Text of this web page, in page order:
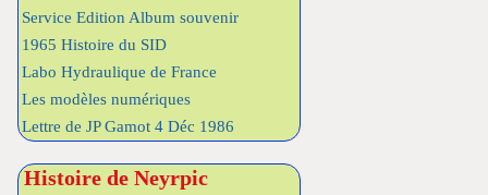
Service Edition Album souvenir
1965 Histoire du SID
Labo Hydraulique de France
Les modèles numériques
Lettre de JP Gamot 4 Déc 1986
Histoire de Neyrpic